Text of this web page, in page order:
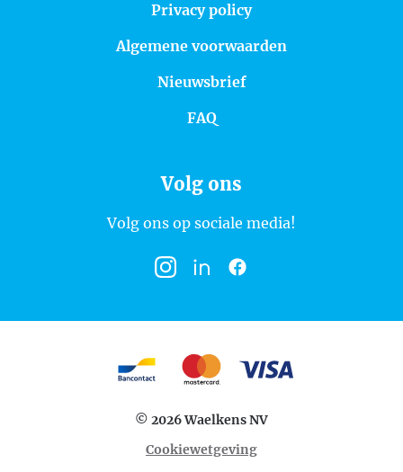
Privacy policy
Algemene voorwaarden
Nieuwsbrief
FAQ
Volg ons
Volg ons op sociale media!
InstagramLinkedInFacebook
© 2026 Waelkens NV
Cookiewetgeving
Betaalmogelijkheden
BancontactMasterCard
VISA